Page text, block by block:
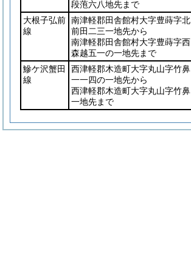
段萢六八地先まで
大根子弘前
線
南津軽郡田舎館村大字豊蒔字北
前田二三一地先から
南津軽郡田舎館村大字豊蒔字西
森越五一の一地先まで
鰺ケ沢蟹田
線
西津軽郡木造町大字丸山字竹鼻
一一四の一地先から
西津軽郡木造町大字丸山字竹鼻
一地先まで